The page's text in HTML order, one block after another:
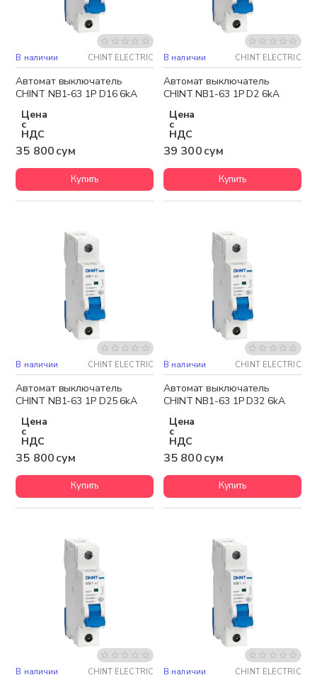
В наличии CHINT ELECTRIC
Автомат выключатель
CHINT NB1-63 1P D16 6kA
Цена
с
НДС
35 800 сум
Купить
В наличии CHINT ELECTRIC
Автомат выключатель
CHINT NB1-63 1P D2 6kA
Цена
с
НДС
39 300 сум
Купить
В наличии CHINT ELECTRIC
Автомат выключатель
CHINT NB1-63 1P D25 6kA
Цена
с
НДС
35 800 сум
Купить
В наличии CHINT ELECTRIC
Автомат выключатель
CHINT NB1-63 1P D32 6kA
Цена
с
НДС
35 800 сум
Купить
В наличии CHINT ELECTRIC В наличии CHINT ELECTRIC